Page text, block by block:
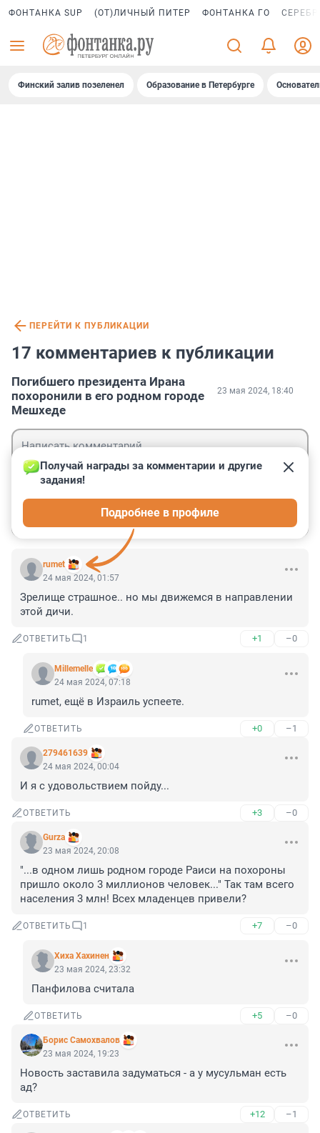
ФОНТАНКА SUP (ОТ)ЛИЧНЫЙ ПИТЕР ФОНТАНКА ГО
Финский залив позеленел Образование в Петербурге
ПЕРЕЙТИ К ПУБЛИКАЦИИ
17 комментариев к публикации
Погибшего президента Ирана
похоронили в его родном городе
Мешхеде
23 мая 2024, 18:40
rumet
Получай награды за комментарии и другие
задания!
Подробнее в профиле
24 мая 2024, 01:57
Зрелище страшное.. но мы движемся в направлении
этой дичи.
ОТВЕТИТЬ 1 +1 –0
Мillemelle
24 мая 2024, 07:18
rumet, ещё в Израиль успеете.
ОТВЕТИТЬ +0 –1
279461639
24 мая 2024, 00:04
И я с удовольствием пойду...
ОТВЕТИТЬ +3 –0
Gurza
23 мая 2024, 20:08
"...в одном лишь родном городе Раиси на похороны
пришло около 3 миллионов человек..." Так там всего
населения 3 млн! Всех младенцев привели?
ОТВЕТИТЬ 1 +7 –0
Хиха Хахинен
23 мая 2024, 23:32
Панфилова считала
ОТВЕТИТЬ +5 –0
Борис Самохвалов
23 мая 2024, 19:23
Новость заставила задуматься - а у мусульман есть
ад?
ОТВЕТИТЬ +12 –1